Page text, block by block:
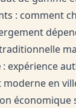
: comment
: expérience
en
économique